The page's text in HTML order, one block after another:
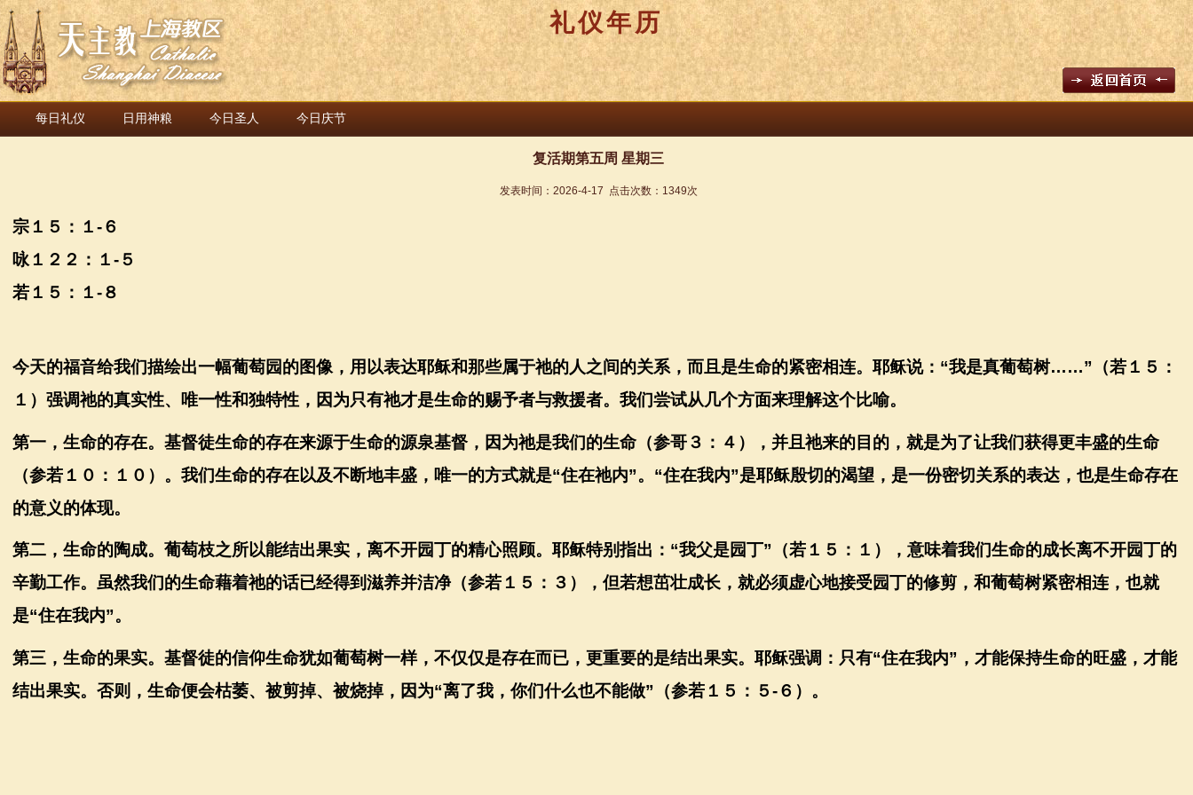
礼仪年历
每日礼仪 日用神粮 今日圣人 今日庆节
复活期第五周 星期三
发表时间： 2026-4-17 点击次数： 1349次
宗１５：１-６
咏１２２：１-５
若１５：１-８
今天的福音给我们描绘出一幅葡萄园的图像，用以表达耶稣和那些属于祂的人之间的关系，而且是生命的紧密相连。耶稣说： “我是真葡萄树……” （若１５：
１）强调祂的真实性、唯一性和独特性，因为只有祂才是生命的赐予者与救援者。我们尝试从几个方面来理解这个比喻。
第一，生命的存在。基督徒生命的存在来源于生命的源泉基督，因为祂是我们的生命（参哥３：４），并且祂来的目的，就是为了让我们获得更丰盛的生命
（参若１０：１０）。我们生命的存在以及不断地丰盛，唯一的方式就是“住在祂内”。 “住在我内”是耶稣殷切的渴望，是一份密切关系的表达，也是生命存在
的意义的体现。
第二，生命的陶成。葡萄枝之所以能结出果实，离不开园丁的精心照顾。耶稣特别指出： “我父是园丁” （若１５：１），意味着我们生命的成长离不开园丁的
辛勤工作。虽然我们的生命藉着祂的话已经得到滋养并洁净（参若１５：３），但若想茁壮成长，就必须虚心地接受园丁的修剪，和葡萄树紧密相连，也就
是“住在我内”。
第三，生命的果实。基督徒的信仰生命犹如葡萄树一样，不仅仅是存在而已，更重要的是结出果实。耶稣强调：只有“住在我内” ，才能保持生命的旺盛，才能
结出果实。否则，生命便会枯萎、被剪掉、被烧掉，因为“离了我，你们什么也不能做” （参若１５：５-６）。